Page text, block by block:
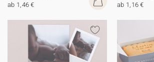
ab 1,46 €
ab 1,16 €